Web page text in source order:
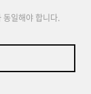
동일해야 합니다.